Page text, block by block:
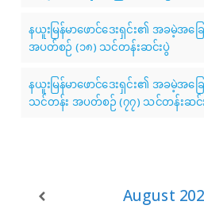
နယူးမြန်မာဖောင်ဒေးရှင်း၏ အခမဲ့အ
အပတ်စဉ် (၁၈) သင်တန်းဆင်းပွဲ
နယူးမြန်မာဖောင်ဒေးရှင်း၏ အခမဲ့အခ
သင်တန်း အပတ်စဉ် (၇၇) သင်တန်းဆင်
August